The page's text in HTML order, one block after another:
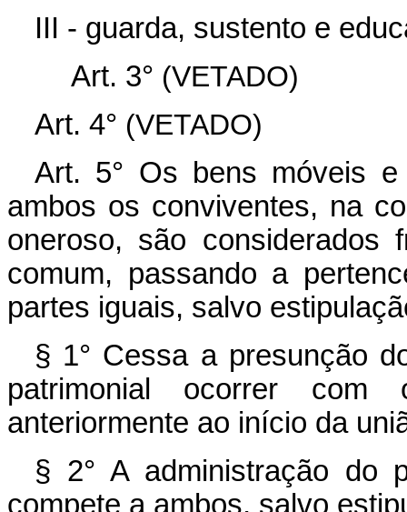
III - guarda, sustento e
Art. 3° (VETADO)
Art. 4° (VETADO)
Art. 5° Os bens móveis
ambos os conviventes, na
oneroso, são considerados
comum, passando a
partes iguais, salvo
§ 1° Cessa a presunção
patrimonial ocorrer
anteriormente ao início da
§ 2° A administração do
compete a ambos, salvo